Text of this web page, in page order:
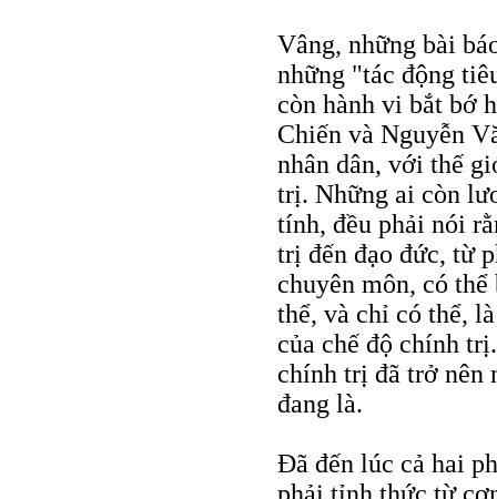
Vâng, những bài
những "tác động
còn hành vi bắt bớ
Chiến và Nguyễn
nhân dân, với thế
trị. Những ai còn
tính, đều phải nói
trị đến đạo đức, từ
chuyên môn, có
thể, và chỉ có thể,
của chế độ chính
chính trị đã trở nên
đang là.
Đã đến lúc cả hai